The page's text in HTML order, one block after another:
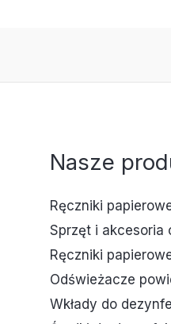
Nasze
Ręczniki
Sprzęt i akcesoria
Ręczniki
Odświeżacze
Wkłady do